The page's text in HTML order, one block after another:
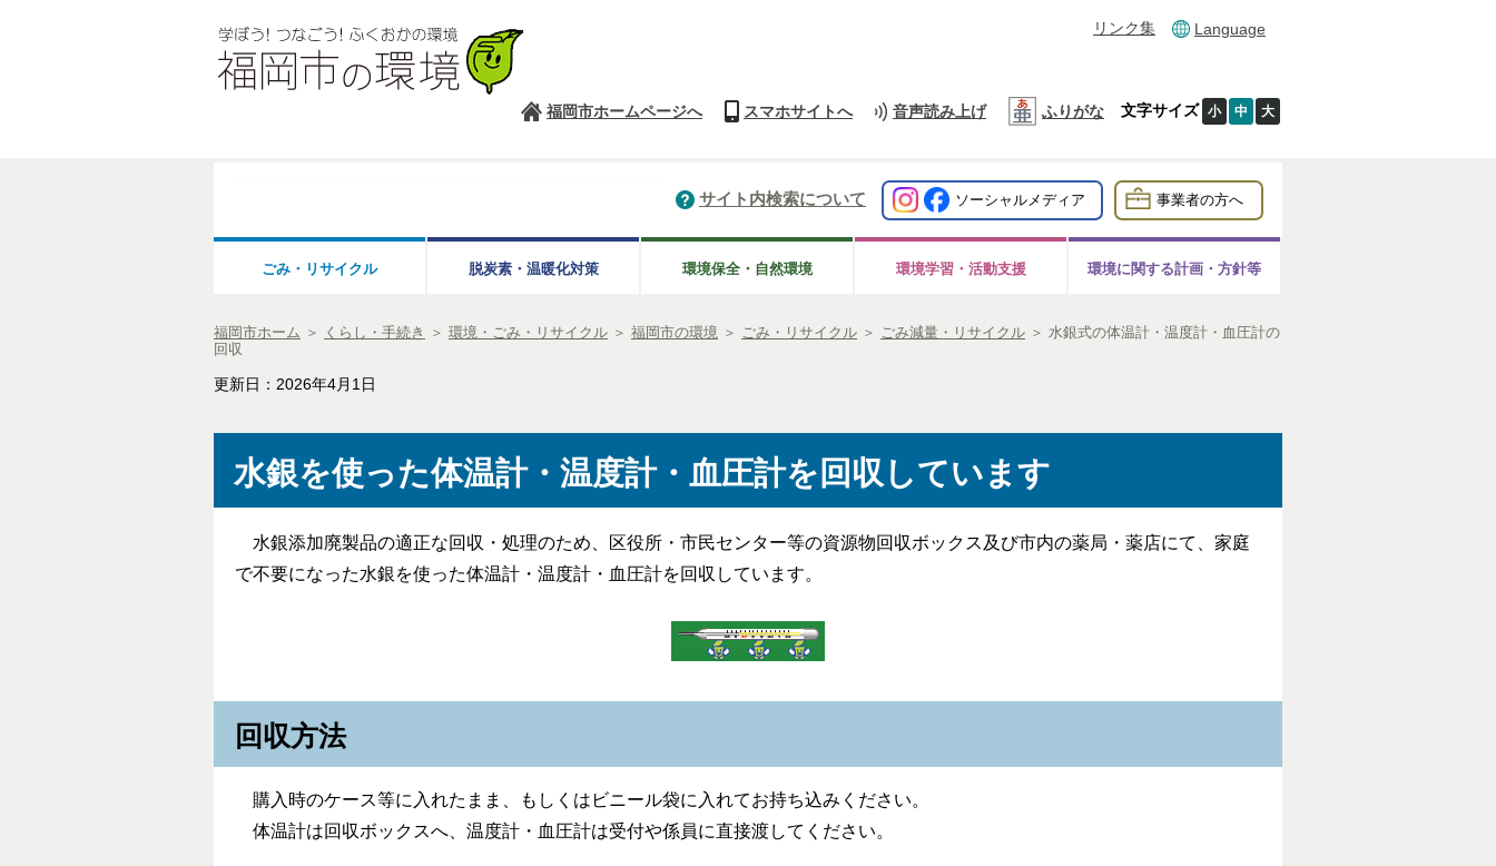
リンク集 Language
福岡市ホームページへ スマホサイトへ 音声読み上げ ふりがな 文字サイズ 小 中 大
ソーシャルメディア 事業者の方へ
サイト内検索について
ごみ・リサイクル 脱炭素・温暖化対策 環境保全・自然環境 環境学習・活動支援 環境に関する計画・方針等
福岡市ホーム ＞ くらし・手続き ＞ 環境・ごみ・リサイクル ＞ 福岡市の環境 ＞ ごみ・リサイクル ＞ ごみ減量・リサイクル ＞ 水銀式の体温計・温度計・血圧計の
回収
更新日：2026年4月1日
水銀を使った体温計・温度計・血圧計を回収しています
水銀添加廃製品の適正な回収・処理のため、区役所・市民センター等の資源物回収ボックス及び市内の薬局・薬店にて、家庭
で不要になった水銀を使った体温計・温度計・血圧計を回収しています。
回収方法
購入時のケース等に入れたまま、もしくはビニール袋に入れてお持ち込みください。
体温計は回収ボックスへ、温度計・血圧計は受付や係員に直接渡してください。